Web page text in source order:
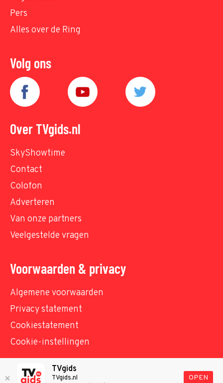
Pers
Alles over de Ring
Volg ons
Over TVgids.nl
SkyShowtime
Contact
Colofon
Adverteren
Van onze partners
Veelgestelde vragen
Voorwaarden & privacy
Algemene voorwaarden
Privacy statement
Cookiestatement
Cookie-instellingen
© TVgids.nl 2026 - All rights reserved. No text and
TVgids
TVgids.nl
OPEN